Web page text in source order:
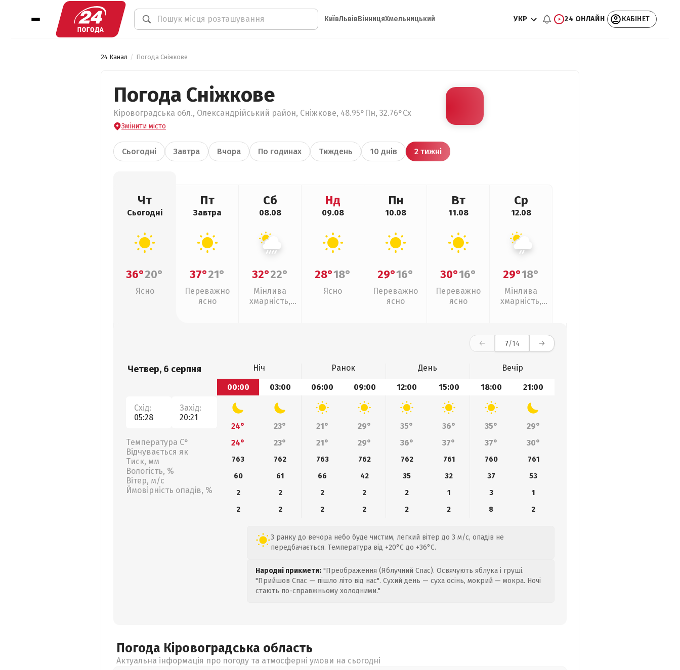
КиївЛьвівВінницяХмельницький УКР 24 ОНЛАЙН КАБІНЕТ
24 Канал Погода Сніжкове
Погода Сніжкове
Кіровоградська обл., Олександрійський район, Сніжкове, 48.95°Пн, 32.76°Сх
Змінити місто
Сьогодні Завтра Вчора По годинах Тиждень 10 днів 2 тижні
Чт
Сьогодні
36°20°
Ясно
Пт
Завтра
37°21°
Переважно
ясно
Сб
08.08
32°22°
Мінлива
хмарність,
Нд
09.08
28°18°
Ясно
Пн
10.08
29°16°
Переважно
ясно
Вт
11.08
30°16°
Переважно
ясно
Ср
12.08
29°18°
Мінлива
хмарність,
7/14
Четвер, 6 серпня
Схід:
05:28
Захід:
20:21
Температура С°
Відчувається як
Тиск, мм
Вологість, %
Вітер, м/с
Ймовірність опадів, %
Ніч Ранок День
Вечір
00:00
03:00 06:00 09:00 12:00 15:00 18:00 21:00
24° 23° 21° 29° 35° 36° 35°
29°
24°
23° 21° 29° 36° 37° 37° 30°
763 762 763 762 762 761 760
761
60
61 66 42 35 32 37
53
2
2 2 2 2 1 3
1
2
2 2 2 2 2 8 2
З ранку до вечора небо буде чистим, легкий вітер до 3 м/с, опадів не
передбачається. Температура від +20°C до +36°C.
Народні прикмети: "Преображення (Яблучний Спас). Освячують яблука і груші.
"Прийшов Спас — пішло літо від нас". Сухий день — суха осінь, мокрий — мокра. Ночі
стають по-справжньому холодними."
Погода Кіровоградська область
Актуальна інформація про погоду та атмосферні умови на сьогодні